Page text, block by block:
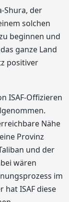
Shura, der
solchen
beginnen und
ganze Land
positiver
ISAF-Offizieren
Nähe
Provinz
und der
wären
im
hat ISAF diese